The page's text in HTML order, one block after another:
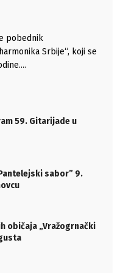
pobednik
Srbije“, koji se
59. Gitarijade u
sabor” 9.
običaja „Vražogrnački